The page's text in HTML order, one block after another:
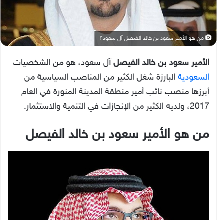
من هو الأمير سعود بن خالد الفيصل آل سعود؟
الأمير سعود بن خالد الفيصل آل سعود، هو من الشخصيات
السعودية البارزة شغل الكثير من المناصب السياسية من
أبرزها منصب نائب أمير منطقة المدينة المنورة في العام
2017، ولديه الكثير من الإنجازات في التنمية والاستثمار.
من هو الأمير سعود بن خالد الفيصل